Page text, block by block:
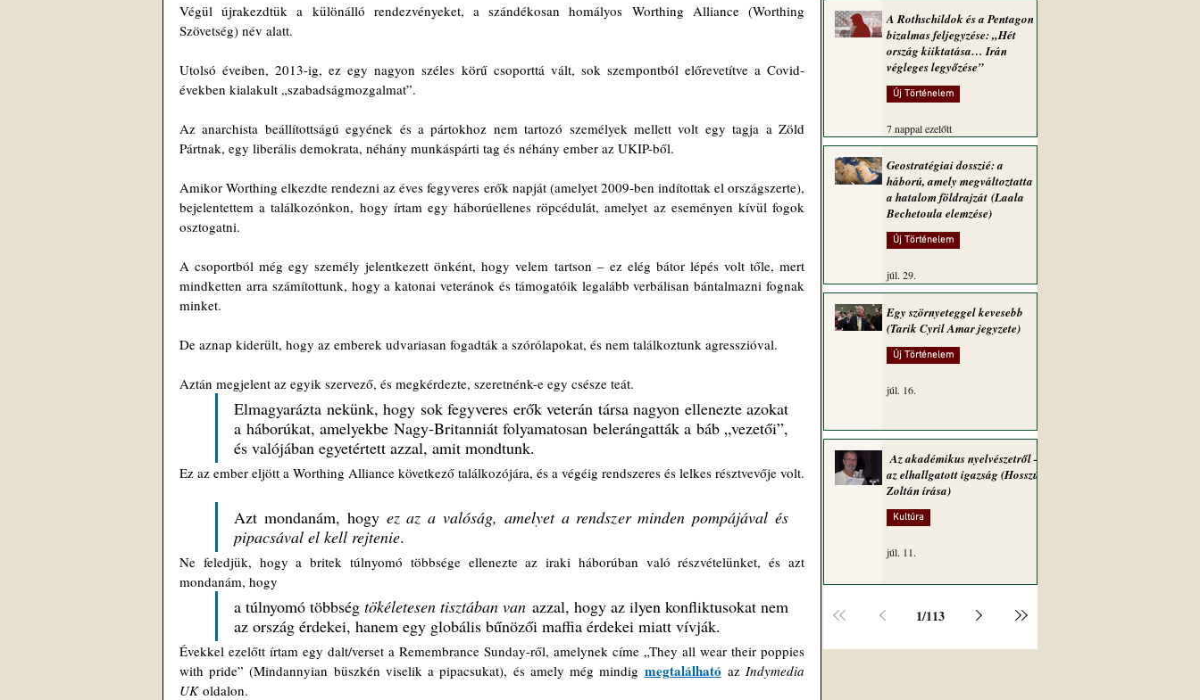
Végül újrakezdtük a különálló rendezvényeket, a szándékosan homályos Worthing Alliance (Worthing
Szövetség) név alatt.
Utolsó éveiben, 2013-ig, ez egy nagyon széles körű csoporttá vált, sok szempontból előrevetítve a Covid-
években kialakult „szabadságmozgalmat”.
Az anarchista beállítottságú egyének és a pártokhoz nem tartozó személyek mellett volt egy tagja a Zöld
Pártnak, egy liberális demokrata, néhány munkáspárti tag és néhány ember az UKIP-ből.
Amikor Worthing elkezdte rendezni az éves fegyveres erők napját (amelyet 2009-ben indítottak el országszerte),
bejelentettem a találkozónkon, hogy írtam egy háborúellenes röpcédulát, amelyet az eseményen kívül fogok
osztogatni.
A csoportból még egy személy jelentkezett önként, hogy velem tartson – ez elég bátor lépés volt tőle, mert
mindketten arra számítottunk, hogy a katonai veteránok és támogatóik legalább verbálisan bántalmazni fognak
minket.
De aznap kiderült, hogy az emberek udvariasan fogadták a szórólapokat, és nem találkoztunk agresszióval.
Aztán megjelent az egyik szervező, és megkérdezte, szeretnénk-e egy csésze teát.
Elmagyarázta nekünk, hogy sok fegyveres erők veterán társa nagyon ellenezte azokat
a háborúkat, amelyekbe Nagy-Britanniát folyamatosan belerángatták a báb „vezetői”,
és valójában egyetértett azzal, amit mondtunk.
Ez az ember eljött a Worthing Alliance következő találkozójára, és a végéig rendszeres és lelkes résztvevője volt.
Azt mondanám, hogy ez az a valóság, amelyet a rendszer minden pompájával és
pipacsával el kell rejtenie.
Ne feledjük, hogy a britek túlnyomó többsége ellenezte az iraki háborúban való részvételünket, és azt
mondanám, hogy
a túlnyomó többség tökéletesen tisztában van azzal, hogy az ilyen konfliktusokat nem
az ország érdekei, hanem egy globális bűnözői maffia érdekei miatt vívják.
Évekkel ezelőtt írtam egy dalt/verset a Remembrance Sunday-ről, amelynek címe „They all wear their poppies
with pride” (Mindannyian büszkén viselik a pipacsukat), és amely még mindig megtalálható az Indymedia
UK oldalon.
A Rothschildok és a Pentagon
bizalmas feljegyzése: „Hét
ország kiiktatása… Irán
végleges legyőzése”
Új Történelem
7 nappal ezelőtt
Geostratégiai dosszié: a
háború, amely megváltoztatta
a hatalom földrajzát (Laala
Bechetoula elemzése)
Új Történelem
júl. 29.
Egy szörnyeteggel kevesebb
(Tarik Cyril Amar jegyzete)
Új Történelem
júl. 16.
Az akadémikus nyelvészetről –
az elhallgatott igazság (Hosszú
Zoltán írása)
Kultúra
júl. 11.
1/113